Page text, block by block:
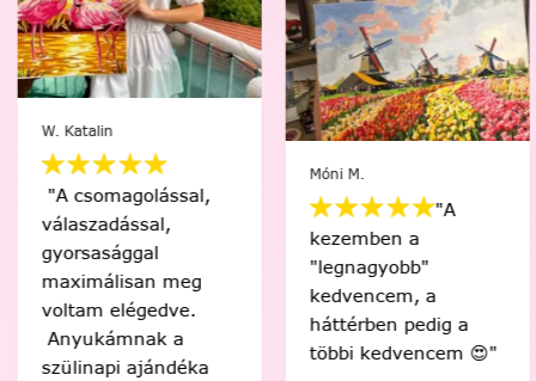
W. Katalin
"A csomagolással,
válaszadással,
gyorsasággal
maximálisan meg
voltam elégedve.
Anyukámnak a
szülinapi ajándéka
Móni M.
"A
kezemben a
"legnagyobb"
kedvencem, a
háttérben pedig a
többi kedvencem 😍"